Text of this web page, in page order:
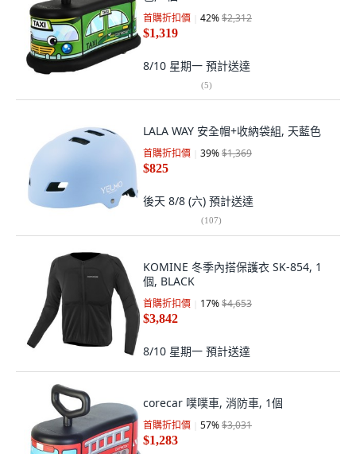
首購折扣價 42%$2,312
$1,319
8/10 星期一 預計送達
(5)
LALA WAY 安全帽+收納袋組, 天藍色
首購折扣價 39%$1,369
$825
後天 8/8 (六) 預計送達
(107)
KOMINE 冬季內搭保護衣 SK-854, 1
個, BLACK
首購折扣價 17%$4,653
$3,842
8/10 星期一 預計送達
corecar 噗噗車, 消防車, 1個
首購折扣價 57%$3,031
$1,283